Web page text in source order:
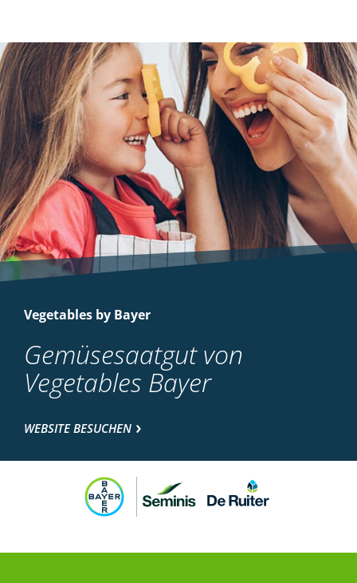
und Dinkel) und Sommergetreide
(Sommerweichweizen, -gerste und -
hartweizen)
MEHR
Vegetables by Bayer
Gemüsesaatgut von
Vegetables Bayer
WEBSITE BESUCHEN